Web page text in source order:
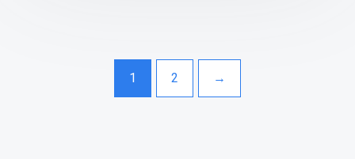
1 2 →